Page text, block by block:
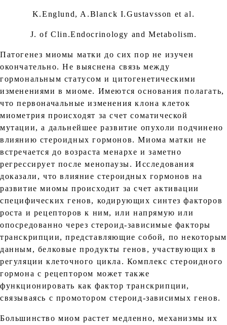
K.Englund, A.Blanck I.Gustavsson et al.
J. of Clin.Endocrinology and Metabolism.
Патогенез миомы матки до сих пор не изучен
окончательно. Не выяснена связь между
гормональным статусом и цитогенетическими
изменениями в миоме. Имеются основания полагать,
что первоначальные изменения клона клеток
миометрия происходят за счет соматической
мутации, а дальнейшее развитие опухоли подчинено
влиянию стероидных гормонов. Миома матки не
встречается до возраста менархе и заметно
регрессирует после менопаузы. Исследования
доказали, что влияние стероидных гормонов на
развитие миомы происходит за счет активации
специфических генов, кодирующих синтез факторов
роста и рецепторов к ним, или напрямую или
опосредованно через стероид-зависимые факторы
транскрипции, представляющие собой, по некоторым
данным, белковые продукты генов, участвующих в
регуляции клеточного цикла. Комплекс стероидного
гормона с рецептором может также
функционировать как фактор транскрипции,
связываясь с промотором стероид-зависимых генов.
Большинство миом растет медленно, механизмы их